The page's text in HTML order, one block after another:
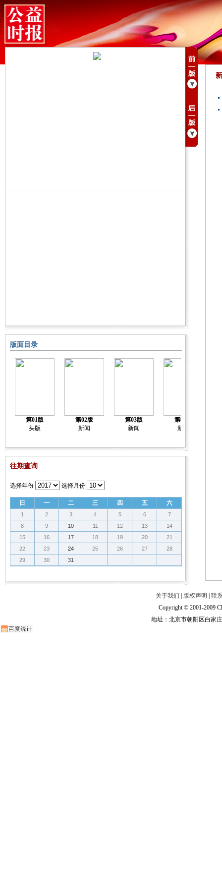
版面目录
第01版
头版
第02版
新闻
第03版
新闻
第04版
新闻
往期查询
选择年份 选择月份
日 一 二 三 四 五 六
1 2 3 4 5 6
7
8
9 10 11 12 13
14
15
16 17 18 19 20
21
22
23 24 25 26 27
28
29
30 31
关于我们 版权声明
联
Copyright © 2001-2009
地址：北京市朝阳区白家